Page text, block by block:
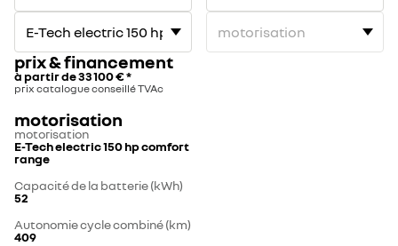
prix & financement
à partir de33 100 €*
prix catalogue conseillé TVAc
motorisation
motorisation
E-Tech electric 150 hp comfort
range
Capacité de la batterie (kWh)
52
Autonomie cycle combiné (km)
409